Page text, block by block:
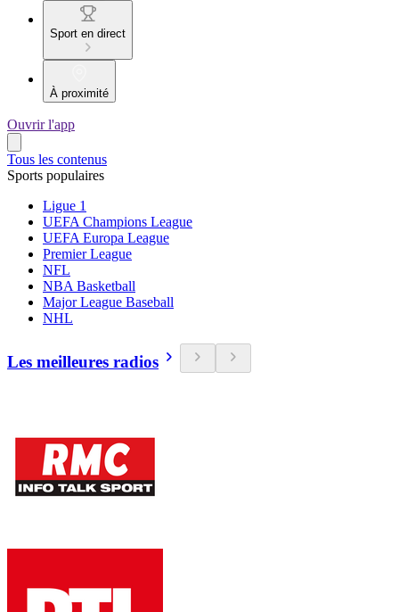
Sport en direct
À proximité
Ouvrir l'app
Tous les contenus
Sports populaires
Ligue 1
UEFA Champions League
UEFA Europa League
Premier League
NFL
NBA Basketball
Major League Baseball
NHL
Les meilleures radios